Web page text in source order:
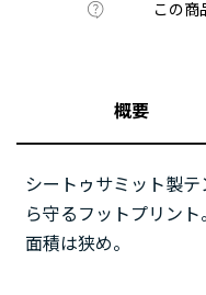
この商
概要
シートゥサミット製
ら守るフットプリン
面積は狭め。